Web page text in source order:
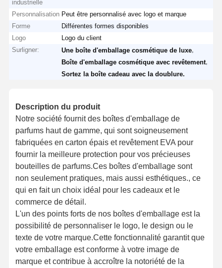
industrielle
Personnalisation Peut être personnalisé avec logo et marque
Forme
Différentes formes disponibles
Logo
Logo du client
Surligner:
Une boîte d'emballage cosmétique de luxe
Boîte d'emballage cosmétique avec revêtement
Sortez la boîte cadeau avec la doublure.
Description du produit
Notre société fournit des boîtes d'emballage de
parfums haut de gamme, qui sont soigneusement
fabriquées en carton épais et revêtement EVA pour
fournir la meilleure protection pour vos précieuses
bouteilles de parfums.Ces boîtes d'emballage sont
non seulement pratiques, mais aussi esthétiques., ce
qui en fait un choix idéal pour les cadeaux et le
commerce de détail.
L'un des points forts de nos boîtes d'emballage est la
possibilité de personnaliser le logo, le design ou le
texte de votre marque.Cette fonctionnalité garantit que
votre emballage est conforme à votre image de
marque et contribue à accroître la notoriété de la